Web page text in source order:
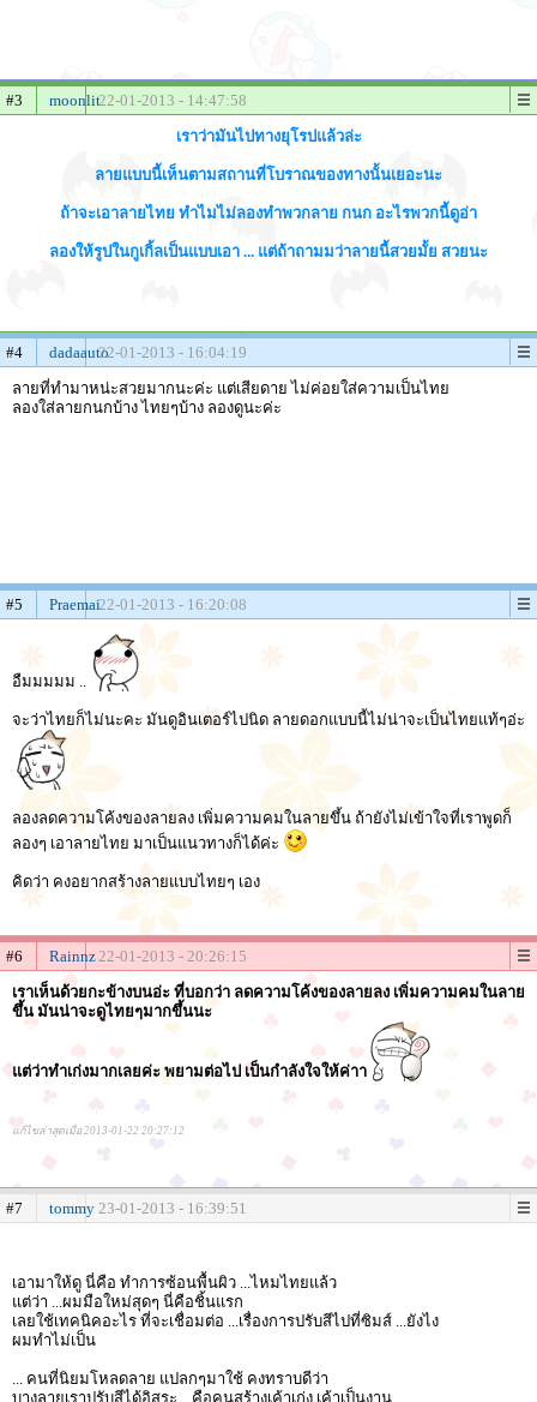
#3 moonlit22-01-2013 - 14:47:58
เราว่ามันไปทางยุโรปแล้วล่ะ
ลายแบบนี้เห็นตามสถานที่โบราณของทางนั้นเยอะนะ
ถ้าจะเอาลายไทย ทำไมไม่ลองทำพวกลาย กนก อะไรพวกนี้ดูอ่า
ลองให้รูปในกูเกิ้ลเป็นแบบเอา ... แต่ถ้าถามมว่าลายนี้สวยมั้ย สวยนะ
#4 dadaauto22-01-2013 - 16:04:19
ลายที่ทำมาหน่ะสวยมากนะค่ะ แต่เสียดาย ไม่ค่อยใส่ความเป็นไทย
ลองใส่ลายกนกบ้าง ไทยๆบ้าง ลองดูนะค่ะ
#5 Praemai22-01-2013 - 16:20:08
อืมมมมม ..
จะว่าไทยก็ไม่นะคะ มันดูอินเตอร์ไปนิด ลายดอกแบบนี้ไม่น่าจะเป็นไทยแท้ๆอ่ะ
ลองลดความโค้งของลายลง เพิ่มความคมในลายขึ้น ถ้ายังไม่เข้าใจที่เราพูดก็
ลองๆ เอาลายไทย มาเป็นแนวทางก็ได้ค่ะ
คิดว่า คงอยากสร้างลายแบบไทยๆ เอง
#6 Rainnz22-01-2013 - 20:26:15
เราเห็นด้วยกะข้างบนอ่ะ ที่บอกว่า ลดความโค้งของลายลง เพิ่มความคมในลาย
ขึ้น มันน่าจะดูไทยๆมากขึ้นนะ
แต่ว่าทำเก่งมากเลยค่ะ พยามต่อไป เป็นกำลังใจให้ค่าา
แก้ไขล่าสุดเมื่อ 2013-01-22 20:27:12
#7 tommy 23-01-2013 - 16:39:51
เอามาให้ดู นี่คือ ทำการซ้อนพื้นผิว ...ไหมไทยแล้ว
แต่ว่า ...ผมมือใหม่สุดๆ นี่คือชิ้นแรก
เลยใช้เทคนิคอะไร ที่จะเชื่อมต่อ ...เรื่องการปรับสีไปที่ซิมส์ ...ยังไง
ผมทำไม่เป็น
... คนที่นิยมโหลดลาย แปลกๆมาใช้ คงทราบดีว่า
บางลายเราปรับสีได้อิสระ ...คือคนสร้างเค้าเก่ง เค้าเป็นงาน